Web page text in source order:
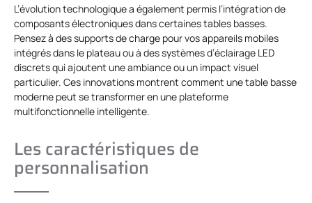
L’évolution technologique a également permis l’intégration de
composants électroniques dans certaines tables basses.
Pensez à des supports de charge pour vos appareils mobiles
intégrés dans le plateau ou à des systèmes d’éclairage LED
discrets qui ajoutent une ambiance ou un impact visuel
particulier. Ces innovations montrent comment une table basse
moderne peut se transformer en une plateforme
multifonctionnelle intelligente.
Les caractéristiques de
personnalisation